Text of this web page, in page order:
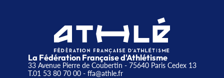
La Fédération Française d'Athlétisme
33 Avenue Pierre de Coubertin - 75640 Paris Cedex 13
T.01 53 80 70 00- ffa@athle.fr